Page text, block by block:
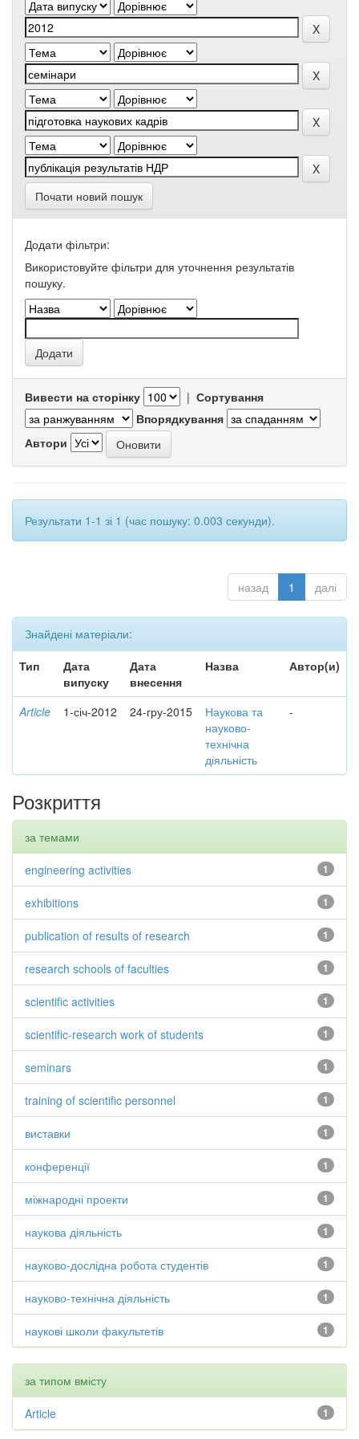
Почати новий пошук
Додати фільтри:
Використовуйте фільтри для уточнення результатів
пошуку.
Вивести на сторінку | Сортування
Впорядкування
Автори
Результати 1-1 зі 1 (час пошуку: 0.003 секунди).
назад 1 далі
Знайдені матеріали:
Тип
Дата
випуску
Дата
внесення
Назва Автор(и)
Article 1-січ-2012 24-гру-2015
Наукова та
науково-
технічна
діяльність
-
Розкриття
за темами
1
engineering activities
1
exhibitions
1
publication of results of research
1
research schools of faculties
1
scientific activities
1
scientific-research work of students
1
seminars
1
training of scientific personnel
1
виставки
1
конференції
1
міжнародні проекти
1
наукова діяльність
1
науково-дослідна робота студентів
1
науково-технічна діяльність
1
наукові школи факультетів
за типом вмісту
1
Article